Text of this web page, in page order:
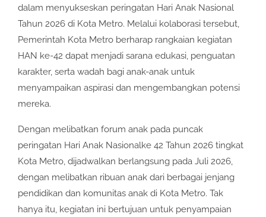
dalam menyukseskan peringatan Hari Anak Nasional
Tahun 2026 di Kota Metro. Melalui kolaborasi tersebut,
Pemerintah Kota Metro berharap rangkaian kegiatan
HAN ke-42 dapat menjadi sarana edukasi, penguatan
karakter, serta wadah bagi anak-anak untuk
menyampaikan aspirasi dan mengembangkan potensi
mereka.
Dengan melibatkan forum anak pada puncak
peringatan Hari Anak Nasionalke 42 Tahun 2026 tingkat
Kota Metro, dijadwalkan berlangsung pada Juli 2026,
dengan melibatkan ribuan anak dari berbagai jenjang
pendidikan dan komunitas anak di Kota Metro. Tak
hanya itu, kegiatan ini bertujuan untuk penyampaian